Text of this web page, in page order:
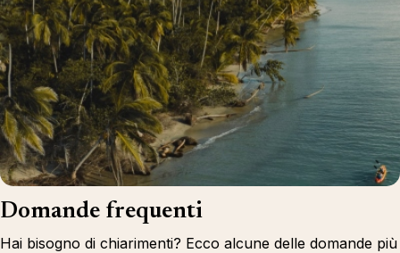
Domande frequenti
Hai bisogno di chiarimenti? Ecco alcune delle domande più